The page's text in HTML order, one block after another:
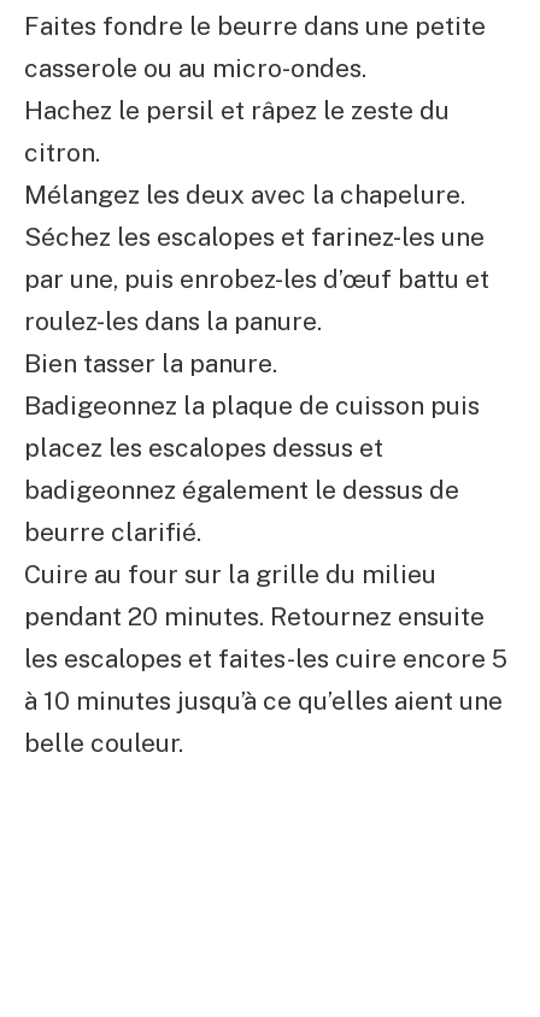
Faites fondre le beurre dans une petite
casserole ou au micro-ondes.
Hachez le persil et râpez le zeste du
citron.
Mélangez les deux avec la chapelure.
Séchez les escalopes et farinez-les une
par une, puis enrobez-les d’œuf battu et
roulez-les dans la panure.
Bien tasser la panure.
Badigeonnez la plaque de cuisson puis
placez les escalopes dessus et
badigeonnez également le dessus de
beurre clarifié.
Cuire au four sur la grille du milieu
pendant 20 minutes. Retournez ensuite
les escalopes et faites-les cuire encore 5
à 10 minutes jusqu’à ce qu’elles aient une
belle couleur.